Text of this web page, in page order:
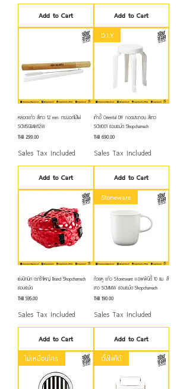
Add to Cart Add to Cart
หลอดแก้ว สีขาว 12 mm. กระบอกไม้ไผ่
SCMSGBAM12W
Price
THB 299.00
Sales Tax Included
Add to Cart
D.I.Y
เก้าอี้ Oriental DIY ถอดประกอบ สีขาว
SCM001 ชอบชะมัด Shopchamuch
Price
THB 690.00
Sales Tax Included
Add to Cart
เข่งปิกนิก ตะกร้าใหญ่ Brand Shopchamuch
ชอบชะมัด
Price
THB 595.00
Sales Tax Included
Add to Cart
Stoneware
ถ้วยหู แก้ว Stoneware แอฟฟินิตี้ 10 ซม. สี
ขาว SCMMW ชอบชะมัด Shopchamuch
Price
THB 190.00
Sales Tax Included
Add to Cart
ไม่เหมือนใคร
ตั้งไฟได้